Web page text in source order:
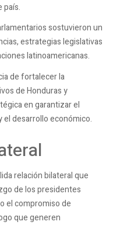
país.
sostuvieron un
estrategias legislativas
latinoamericanas.
de fortalecer la
de Honduras y
en garantizar el
desarrollo económico.
relación bilateral que
de los presidentes
el compromiso de
que generen